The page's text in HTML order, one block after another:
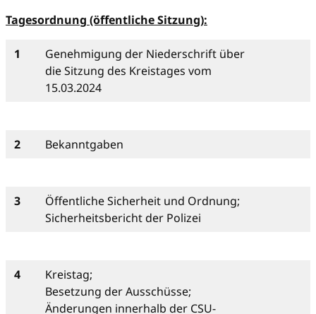
Tagesordnung (öffentliche Sitzung):
1
Genehmigung der Niederschrift über
die Sitzung des Kreistages vom
15.03.2024
2 Bekanntgaben
3
Öffentliche Sicherheit und Ordnung;
Sicherheitsbericht der Polizei
4
Kreistag;
Besetzung der Ausschüsse;
Änderungen innerhalb der CSU-